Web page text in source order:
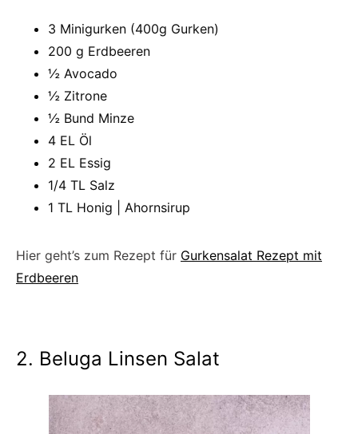
3 Minigurken (400g Gurken)
200 g Erdbeeren
½ Avocado
½ Zitrone
½ Bund Minze
4 EL Öl
2 EL Essig
1/4 TL Salz
1 TL Honig | Ahornsirup
Hier geht’s zum Rezept für Gurkensalat Rezept mit
Erdbeeren
2. Beluga Linsen Salat